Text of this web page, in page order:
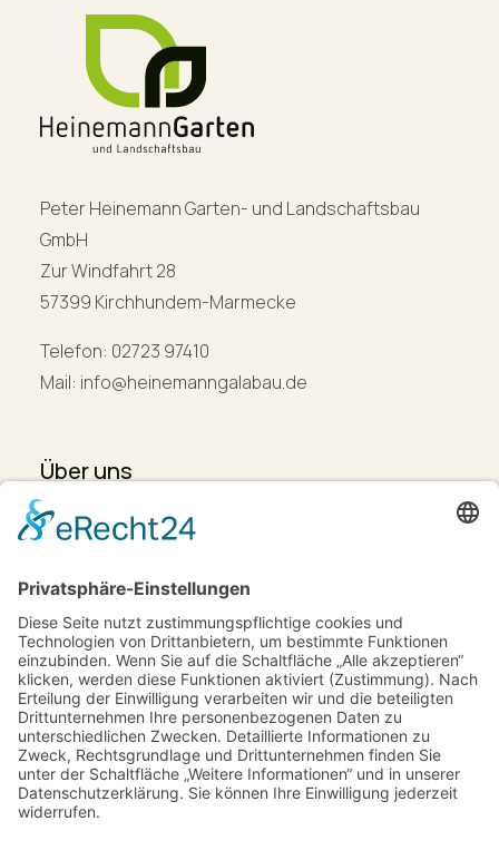
Peter Heinemann Garten- und Landschaftsbau
GmbH
Zur Windfahrt 28
57399 Kirchhundem-Marmecke
Telefon: 02723 97410
Mail: info@heinemanngalabau.de
Über uns
Leistungen
Projekte
Karriere
Kontakt